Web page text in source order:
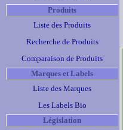
Produits
Liste des Produits
Recherche de Produits
Comparaison de Produits
Marques et Labels
Liste des Marques
Les Labels Bio
Législation